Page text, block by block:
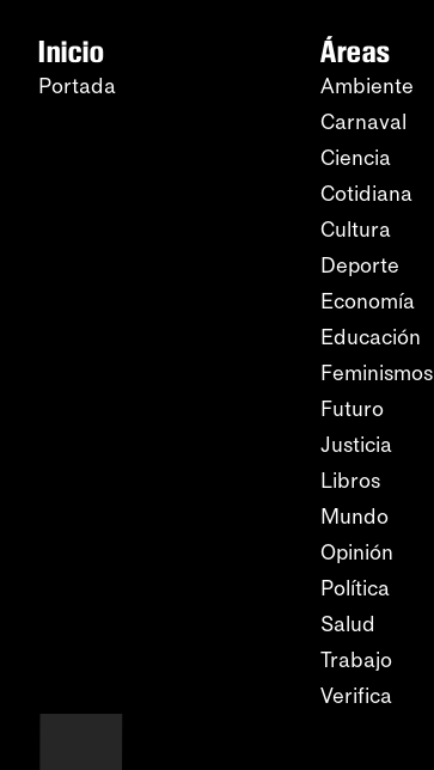
Inicio
Portada
Áreas
Ambiente
Carnaval
Ciencia
Cotidiana
Cultura
Deporte
Economía
Educación
Feminismos
Futuro
Justicia
Libros
Mundo
Opinión
Política
Salud
Trabajo
Verifica